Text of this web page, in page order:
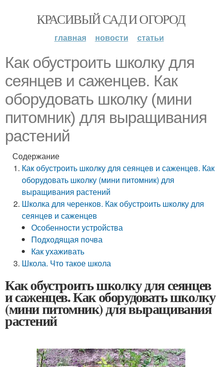
КРАСИВЫЙ САД И ОГОРОД
главная новости статьи
Как обустроить школку для
сеянцев и саженцев. Как
оборудовать школку (мини
питомник) для выращивания
растений
Содержание
Как обустроить школку для сеянцев и саженцев. Как
оборудовать школку (мини питомник) для
выращивания растений
Школка для черенков. Как обустроить школку для
сеянцев и саженцев
Особенности устройства
Подходящая почва
Как ухаживать
Школа. Что такое школа
Как обустроить школку для сеянцев
и саженцев. Как оборудовать школку
(мини питомник) для выращивания
растений